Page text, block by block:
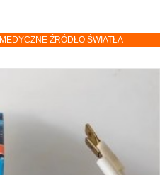
MEDYCZNE ŹRÓDŁO ŚWIATŁA